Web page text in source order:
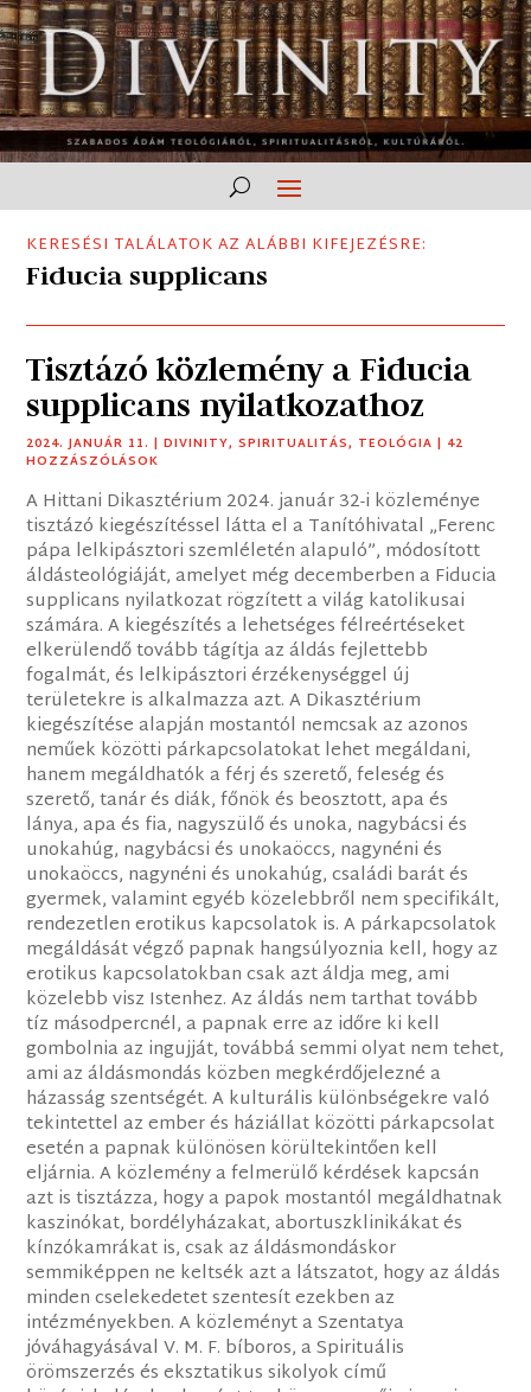
KERESÉSI TALÁLATOK AZ ALÁBBI KIFEJEZÉSRE:
Fiducia supplicans
Tisztázó közlemény a Fiducia
supplicans nyilatkozathoz
2024. JANUÁR 11. |DIVINITY,SPIRITUALITÁS, TEOLÓGIA | 42
HOZZÁSZÓLÁSOK
A Hittani Dikasztérium 2024. január 32-i közleménye
tisztázó kiegészítéssel látta el a Tanítóhivatal „Ferenc
pápa lelkipásztori szemléletén alapuló”, módosított
áldásteológiáját, amelyet még decemberben a Fiducia
supplicans nyilatkozat rögzített a világ katolikusai
számára. A kiegészítés a lehetséges félreértéseket
elkerülendő tovább tágítja az áldás fejlettebb
fogalmát, és lelkipásztori érzékenységgel új
területekre is alkalmazza azt. A Dikasztérium
kiegészítése alapján mostantól nemcsak az azonos
neműek közötti párkapcsolatokat lehet megáldani,
hanem megáldhatók a férj és szerető, feleség és
szerető, tanár és diák, főnök és beosztott, apa és
lánya, apa és fia, nagyszülő és unoka, nagybácsi és
unokahúg, nagybácsi és unokaöccs, nagynéni és
unokaöccs, nagynéni és unokahúg, családi barát és
gyermek, valamint egyéb közelebbről nem specifikált,
rendezetlen erotikus kapcsolatok is. A párkapcsolatok
megáldását végző papnak hangsúlyoznia kell, hogy az
erotikus kapcsolatokban csak azt áldja meg, ami
közelebb visz Istenhez. Az áldás nem tarthat tovább
tíz másodpercnél, a papnak erre az időre ki kell
gombolnia az ingujját, továbbá semmi olyat nem tehet,
ami az áldásmondás közben megkérdőjelezné a
házasság szentségét. A kulturális különbségekre való
tekintettel az ember és háziállat közötti párkapcsolat
esetén a papnak különösen körültekintően kell
eljárnia. A közlemény a felmerülő kérdések kapcsán
azt is tisztázza, hogy a papok mostantól megáldhatnak
kaszinókat, bordélyházakat, abortuszklinikákat és
kínzókamrákat is, csak az áldásmondáskor
semmiképpen ne keltsék azt a látszatot, hogy az áldás
minden cselekedetet szentesít ezekben az
intézményekben. A közleményt a Szentatya
jóváhagyásával V. M. F. bíboros, a Spirituális
örömszerzés és eksztatikus sikolyok című